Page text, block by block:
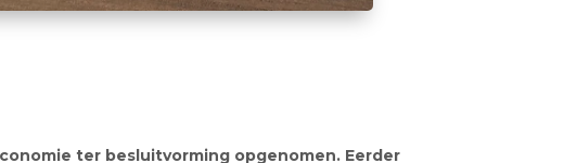
ter besluitvorming opgenomen. Eerder